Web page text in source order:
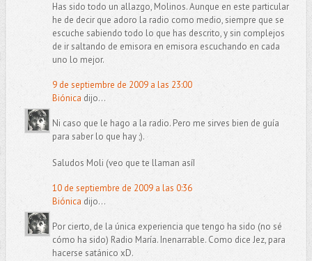
Has sido todo un allazgo, Molinos. Aunque en este particular
he de decir que adoro la radio como medio, siempre que se
escuche sabiendo todo lo que has descrito, y sin complejos
de ir saltando de emisora en emisora escuchando en cada
uno lo mejor.
9 de septiembre de 2009 a las 23:00
Biónica dijo...
Ni caso que le hago a la radio. Pero me sirves bien de guía
para saber lo que hay ;).
Saludos Moli (veo que te llaman asíI
10 de septiembre de 2009 a las 0:36
Biónica dijo...
Por cierto, de la única experiencia que tengo ha sido (no sé
cómo ha sido) Radio María. Inenarrable. Como dice Jez, para
hacerse satánico xD.